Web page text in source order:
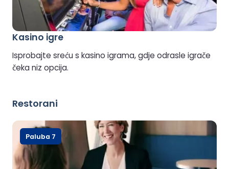
Kasino igre
Isprobajte sreću s kasino igrama, gdje odrasle igrače
čeka niz opcija.
Restorani
Paluba 7